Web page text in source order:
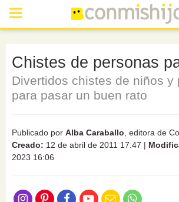
Chistes de personas
Divertidos chistes de niños y
para pasar un buen rato
Publicado por Alba Caraballo , editora de
Creado: 12 de abril de 2011 17:47 |
2023 16:06